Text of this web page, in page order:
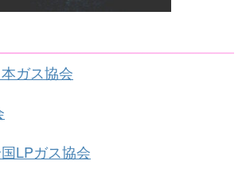
ガス協会
LPガス協会